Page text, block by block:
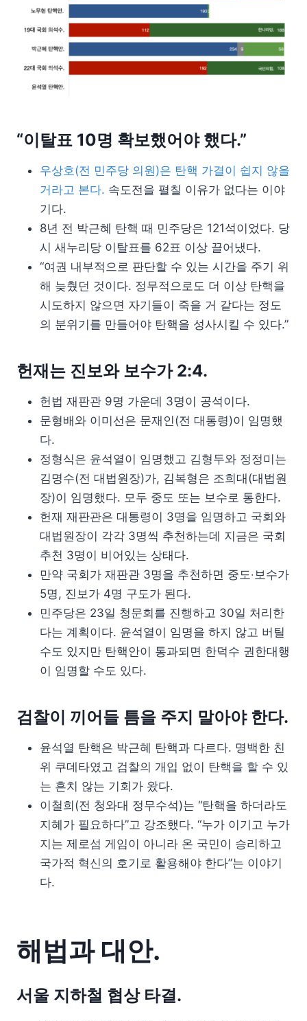
“이탈표 10명 확보했어야 했다.”
우상호(전 민주당 의원)은 탄핵 가결이 쉽지 않을
거라고 본다. 속도전을 펼칠 이유가 없다는 이야
기다.
8년 전 박근혜 탄핵 때 민주당은 121석이었다. 당
시 새누리당 이탈표를 62표 이상 끌어냈다.
“여권 내부적으로 판단할 수 있는 시간을 주기 위
해 늦췄던 것이다. 정무적으로도 더 이상 탄핵을
시도하지 않으면 자기들이 죽을 거 같다는 정도
의 분위기를 만들어야 탄핵을 성사시킬 수 있다.”
헌재는 진보와 보수가 2:4.
헌법 재판관 9명 가운데 3명이 공석이다.
문형배와 이미선은 문재인(전 대통령)이 임명했
다.
정형식은 윤석열이 임명했고 김형두와 정정미는
김명수(전 대법원장)가, 김복형은 조희대(대법원
장)이 임명했다. 모두 중도 또는 보수로 통한다.
헌재 재판관은 대통령이 3명을 임명하고 국회와
대법원장이 각각 3명씩 추천하는데 지금은 국회
추천 3명이 비어있는 상태다.
만약 국회가 재판관 3명을 추천하면 중도‧보수가
5명, 진보가 4명 구도가 된다.
민주당은 23일 청문회를 진행하고 30일 처리한
다는 계획이다. 윤석열이 임명을 하지 않고 버틸
수도 있지만 탄핵안이 통과되면 한덕수 권한대행
이 임명할 수도 있다.
검찰이 끼어들 틈을 주지 말아야 한다.
윤석열 탄핵은 박근혜 탄핵과 다르다. 명백한 친
위 쿠데타였고 검찰의 개입 없이 탄핵을 할 수 있
는 흔치 않는 기회가 왔다.
이철희(전 청와대 정무수석)는 “탄핵을 하더라도
지혜가 필요하다”고 강조했다. “누가 이기고 누가
지는 제로섬 게임이 아니라 온 국민이 승리하고
국가적 혁신의 호기로 활용해야 한다”는 이야기
다.
해법과 대안.
서울 지하철 협상 타결.